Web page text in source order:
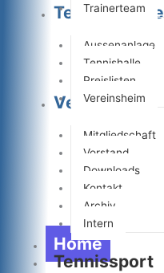
Trainerteam
Tennisanlage
Aussenanlage
Tennishalle
Preislisten
Vereinsheim
Verein
Mitgliedschaft
Vorstand
Downloads
Kontakt
Archiv
Intern
Home
Tennissport